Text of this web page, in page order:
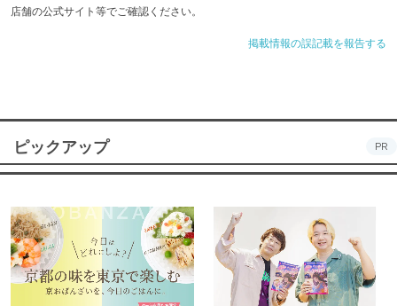
店舗の公式サイト等でご確認ください。
掲載情報の誤記載を報告する
ピックアップ PR